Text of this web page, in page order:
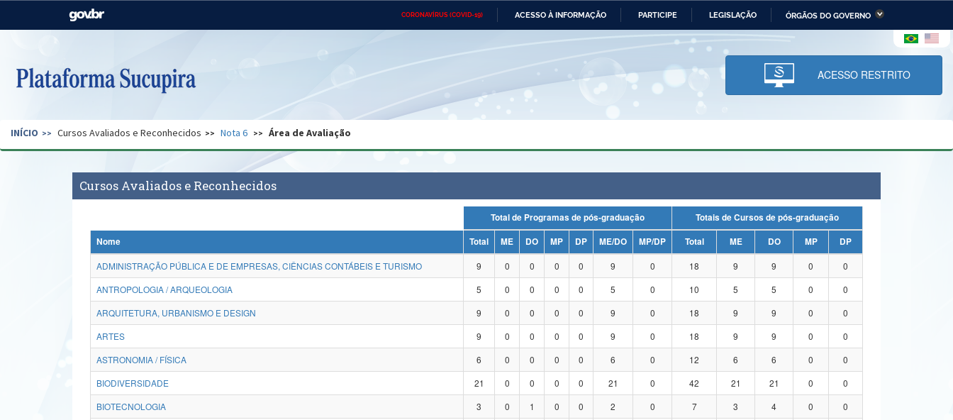
CORONAVÍRUS (COVID-19) ACESSO À INFORMAÇÃO PARTICIPE LEGISLAÇÃO ÓRGÃOS DO GOVERNO
Casa Civil Ministério das Relações Ministério da Economia Ministério da Infraestrutura
Pecuária e Abastecimento
Ministério da Ciência,
Tecnologia, Inovações e
Comunicações
Ministério do Desenvolvimento
Regional e dos Direitos Humanos
Secretaria de Governo Gabinete de Segurança Advocacia-Geral da União Banco Central do Brasil Planalto
ACESSO RESTRITO
INÍCIO Cursos Avaliados e Reconhecidos Nota 6 Área de Avaliação
Cursos Avaliados e Reconhecidos
Total de Programas de pós-graduação
Totais de Cursos de pós-graduação
Nome
Total ME DO MP DP ME/DO MP/DP Total ME DO MP
DP
ADMINISTRAÇÃO PÚBLICA E DE EMPRESAS, CIÊNCIAS CONTÁBEIS E TURISMO
9 0 0 0 0 9 0 18 9 9 0
0
ANTROPOLOGIA / ARQUEOLOGIA
5 0 0 0 0 5 0 10 5 5 0
0
ARQUITETURA, URBANISMO E DESIGN
9 0 0 0 0 9 0 18 9 9 0
0
ARTES
9 0 0 0 0 9 0 18 9 9 0
0
ASTRONOMIA / FÍSICA
6 0 0 0 0 6 0 12 6 6 0
0
BIODIVERSIDADE
21 0 0 0 0 21 0 42 21 21 0
0
BIOTECNOLOGIA
3 0 1 0 0 2 0 7 3 4 0
0